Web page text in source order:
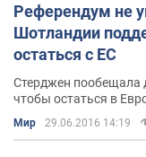
Референдум не
Шотландии
остаться с ЕС
Стерджен пообещала
чтобы остаться в
Мир 29.06.2016 14:19